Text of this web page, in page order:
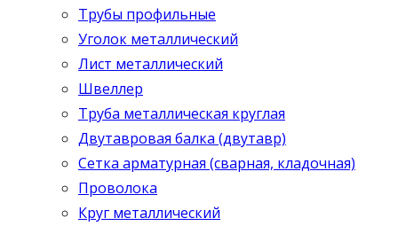
Трубы профильные
Уголок металлический
Лист металлический
Швеллер
Труба металлическая круглая
Двутавровая балка (двутавр)
Сетка арматурная (сварная, кладочная)
Проволока
Круг металлический